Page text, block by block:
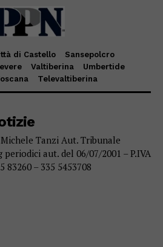
di Castello
Sansepolcro
Valtiberina
Umbertide
Televaltiberina
Tanzi Aut. Tribunale
periodici aut. del 06/07/2001 – P.IVA
83260 – 335 5453708